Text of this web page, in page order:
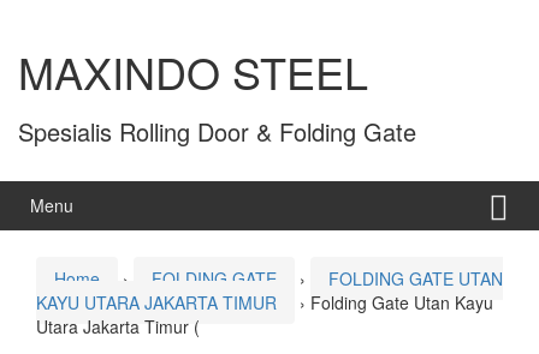
MAXINDO STEEL
Spesialis Rolling Door & Folding Gate
Menu
Home › FOLDING GATE ›
FOLDING GATE UTAN
KAYU UTARA JAKARTA TIMUR
› Folding Gate Utan Kayu
Utara Jakarta Timur (